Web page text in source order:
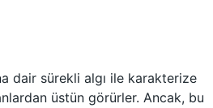
dair sürekli algı ile karakterize
üstün görürler. Ancak, bu